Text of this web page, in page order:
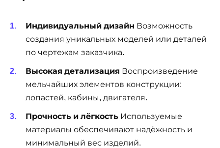
Индивидуальный дизайн Возможность
создания уникальных моделей или деталей
по чертежам заказчика.
Высокая детализация Воспроизведение
мельчайших элементов конструкции:
лопастей, кабины, двигателя.
Прочность и лёгкость Используемые
материалы обеспечивают надёжность и
минимальный вес изделий.